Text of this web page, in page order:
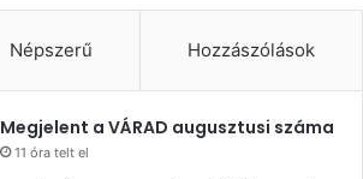
Népszerű Hozzászólások
Megjelent a VÁRAD augusztusi száma
11 óra telt el